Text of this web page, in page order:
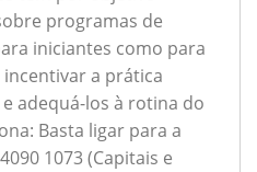
programas de
iniciantes como para
a prática
adequá-los à rotina do
Basta ligar para a
1073 (Capitais e